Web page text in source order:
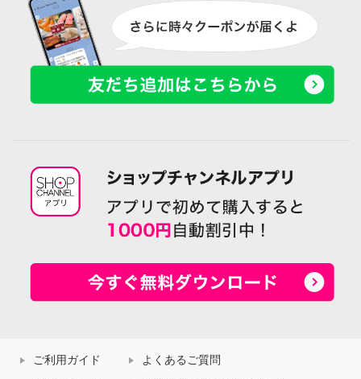
ご利用ガイド よくあるご質問